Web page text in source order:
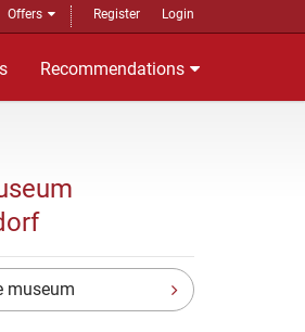
Offers Register Login
Recommendations
museum